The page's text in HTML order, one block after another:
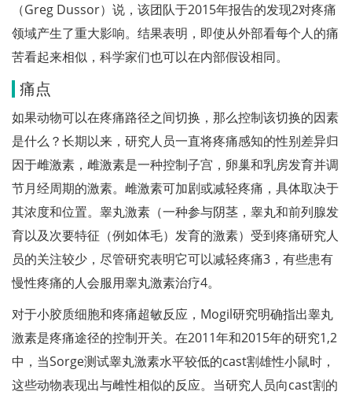
（Greg Dussor）说，该团队于2015年报告的发现2对疼痛
领域产生了重大影响。结果表明，即使从外部看每个人的痛
苦看起来相似，科学家们也可以在内部假设相同。
痛点
如果动物可以在疼痛路径之间切换，那么控制该切换的因素
是什么？长期以来，研究人员一直将疼痛感知的性别差异归
因于雌激素，雌激素是一种控制子宫，卵巢和乳房发育并调
节月经周期的激素。雌激素可加剧或减轻疼痛，具体取决于
其浓度和位置。睾丸激素（一种参与阴茎，睾丸和前列腺发
育以及次要特征（例如体毛）发育的激素）受到疼痛研究人
员的关注较少，尽管研究表明它可以减轻疼痛3，有些患有
慢性疼痛的人会服用睾丸激素治疗4。
对于小胶质细胞和疼痛超敏反应，Mogil研究明确指出睾丸
激素是疼痛途径的控制开关。在2011年和2015年的研究1,2
中，当Sorge测试睾丸激素水平较低的cast割雄性小鼠时，
这些动物表现出与雌性相似的反应。当研究人员向cast割的